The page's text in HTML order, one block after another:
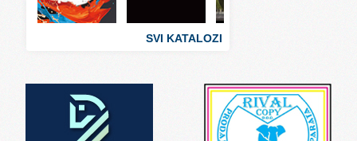
Svet zdravlja
SVI KATALOZI